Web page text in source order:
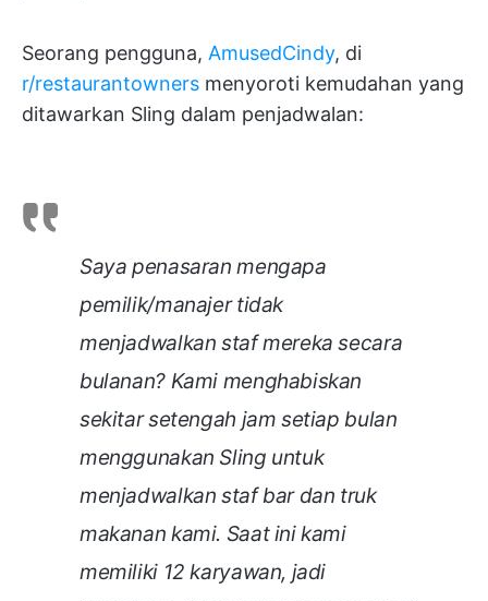
Seorang pengguna, AmusedCindy, di
r/restaurantowners menyoroti kemudahan yang
ditawarkan Sling dalam penjadwalan:
Saya penasaran mengapa
pemilik/manajer tidak
menjadwalkan staf mereka secara
bulanan? Kami menghabiskan
sekitar setengah jam setiap bulan
menggunakan Sling untuk
menjadwalkan staf bar dan truk
makanan kami. Saat ini kami
memiliki 12 karyawan, jadi